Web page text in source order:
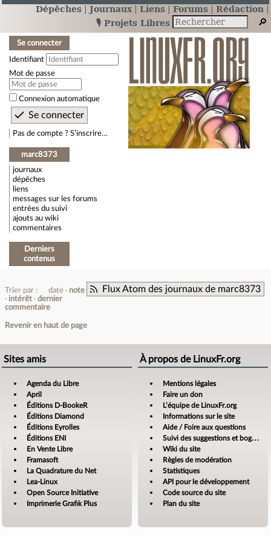
Dépêches Journaux Liens Forums
Rédaction
🎙️ Projets Libres
Se connecter
Identifiant
Mot de passe
Connexion automatique
Pas de compte ? S’inscrire…
marc8373
journaux
dépêches
liens
messages sur les forums
entrées du suivi
ajouts au wiki
commentaires
Derniers
contenus
Flux Atom des journaux de marc8373
Trier par : date
note
intérêt
dernier
commentaire
Revenir en haut de page
Sites amis
Agenda du Libre
April
Éditions D-BookeR
Éditions Diamond
Éditions Eyrolles
Éditions ENI
En Vente Libre
Framasoft
La Quadrature du Net
Lea-Linux
Open Source Initiative
Imprimerie Grafik Plus
À propos de LinuxFr.org
Mentions légales
Faire un don
L’équipe de LinuxFr.org
Informations sur le site
Aide / Foire aux questions
Suivi des suggestions et bogues
Wiki du site
Règles de modération
Statistiques
API pour le développement
Code source du site
Plan du site